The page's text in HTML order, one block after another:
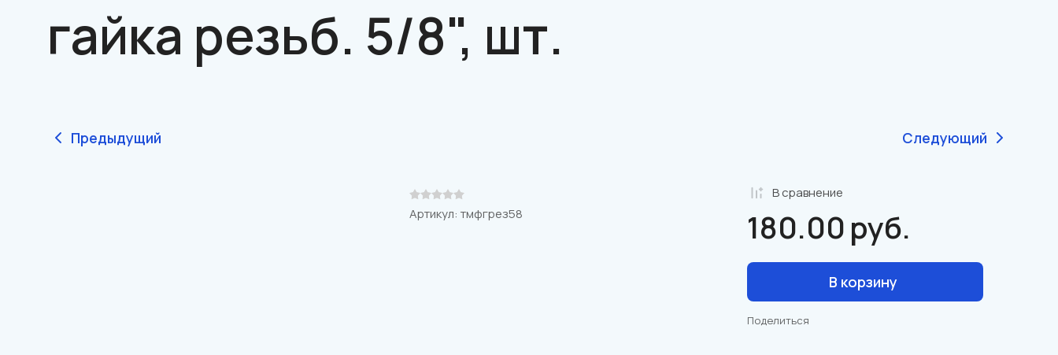
гайка резьб. 5/8", шт.
Предыдущий Следующий
Артикул: тмфгрез58
В сравнениe
180.00руб.
В корзину
Поделиться